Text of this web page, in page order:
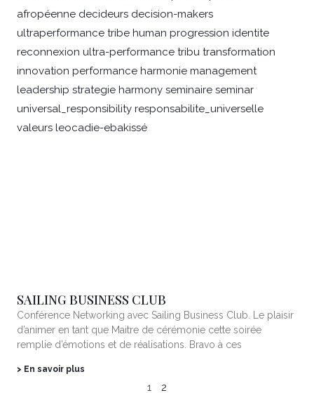
SAILING BUSINESS CLUB
Conférence Networking avec Sailing Business Club. Le plaisir
d’animer en tant que Maitre de cérémonie cette soirée
remplie d’émotions et de réalisations. Bravo à ces
> En savoir plus
1 2